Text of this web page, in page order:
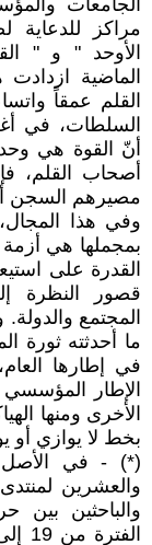
الجامعات
مراكز للدعاية
الأوحد " و "
الماضية
القلم عمقاً
السلطات، في
أنّ القوة هي
أصحاب القلم،
مصيرهم السجن
وفي هذا
بمجملها هي
القدرة على
قصور النظرة
المجتمع
ما أحدثته ثورة
في إطارها
الإطار
الأخرى ومنها
بخط لا يوازي أو
(*) - في
والعشرين
والباحثين بين